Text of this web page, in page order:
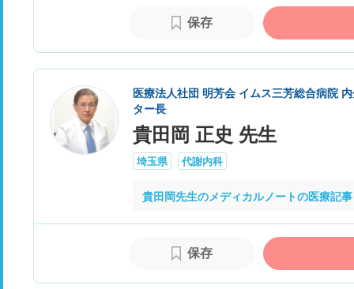
保存
医療法人社団 明芳会 イムス三芳総合病院
ター長
貴田岡 正史 先生
埼玉県 代謝内科
貴田岡先生のメディカルノートの医療記
保存